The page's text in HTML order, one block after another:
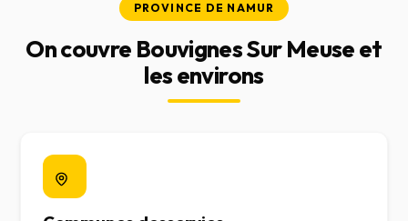
PROVINCE DE NAMUR
On couvre Bouvignes Sur Meuse et
les environs